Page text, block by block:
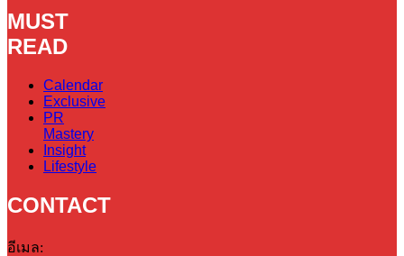
MUST
READ
Calendar
Exclusive
PR
Mastery
Insight
Lifestyle
CONTACT
อีเมล: